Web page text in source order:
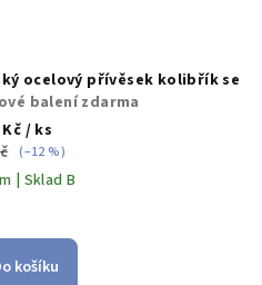
ocelový přívěsek kolibřík se
balení zdarma
/ ks
(–12 %)
| Sklad B
košíku